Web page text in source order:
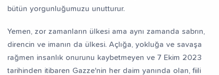
bütün yorgunluğumuzu unutturur.
Yemen, zor zamanların ülkesi ama aynı zamanda sabrın,
direncin ve imanın da ülkesi. Açlığa, yokluğa ve savaşa
rağmen insanlık onurunu kaybetmeyen ve 7 Ekim 2023
tarihinden itibaren Gazze'nin her daim yanında olan, fiili